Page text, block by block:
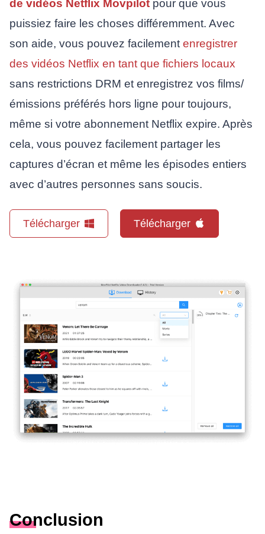
de vidéos Netflix Movpilot pour que vous
puissiez faire les choses différemment. Avec
son aide, vous pouvez facilement enregistrer
des vidéos Netflix en tant que fichiers locaux
sans restrictions DRM et enregistrez vos films/
émissions préférés hors ligne pour toujours,
même si votre abonnement Netflix expire. Après
cela, vous pouvez facilement partager les
captures d’écran et même les épisodes entiers
avec d’autres personnes sans soucis.
Télécharger Télécharger
Conclusion